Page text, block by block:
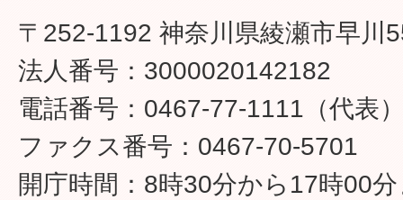
〒252-1192 神奈川県綾瀬市早川
法人番号：3000020142182
電話番号：0467-77-1111（代表
ファクス番号：0467-70-5701
開庁時間：8時30分から17時00